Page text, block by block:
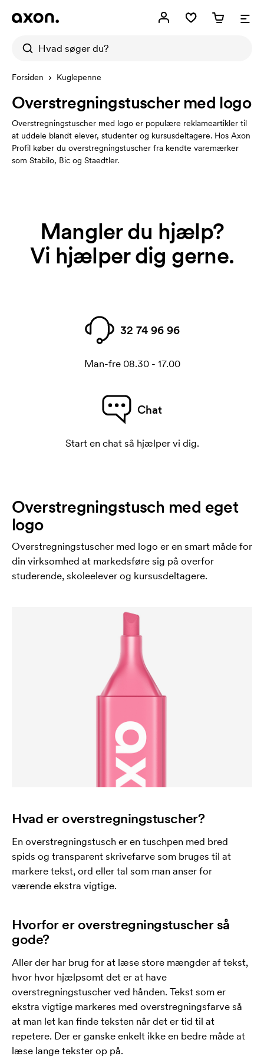
Forsiden Kuglepenne
Overstregningstuscher med logo
Overstregningstuscher med logo er populære reklameartikler til
at uddele blandt elever, studenter og kursusdeltagere. Hos Axon
Profil køber du overstregningstuscher fra kendte varemærker
som Stabilo, Bic og Staedtler.
Mangler du hjælp?
Vi hjælper dig gerne.
32 74 96 96
Man-fre 08.30 - 17.00
Chat
Start en chat så hjælper vi dig.
Overstregningstusch med eget
logo
Overstregningstuscher med logo er en smart måde for
din virksomhed at markedsføre sig på overfor
studerende, skoleelever og kursusdeltagere.
Hvad er overstregningstuscher?
En overstregningstusch er en tuschpen med bred
spids og transparent skrivefarve som bruges til at
markere tekst, ord eller tal som man anser for
værende ekstra vigtige.
Hvorfor er overstregningstuscher så
gode?
Aller der har brug for at læse store mængder af tekst,
hvor hvor hjælpsomt det er at have
overstregningstuscher ved hånden. Tekst som er
ekstra vigtige markeres med overstregningsfarve så
at man let kan finde teksten når det er tid til at
repetere. Der er ganske enkelt ikke en bedre måde at
læse lange tekster op på.